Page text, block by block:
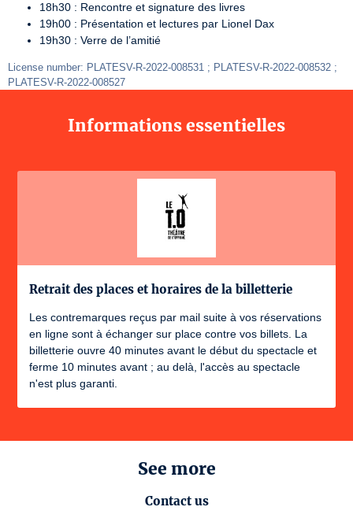
18h30 : Rencontre et signature des livres
19h00 : Présentation et lectures par Lionel Dax
19h30 : Verre de l’amitié
License number: PLATESV-R-2022-008531 ; PLATESV-R-2022-008532 ;
PLATESV-R-2022-008527
Informations essentielles
Retrait des places et horaires de la billetterie
Les contremarques reçus par mail suite à vos réservations
en ligne sont à échanger sur place contre vos billets. La
billetterie ouvre 40 minutes avant le début du spectacle et
ferme 10 minutes avant ; au delà, l'accès au spectacle
n'est plus garanti.
See more
Contact us